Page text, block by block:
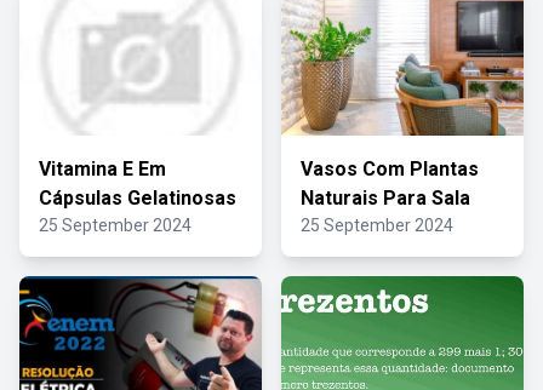
Vitamina E Em
Cápsulas Gelatinosas
25 September 2024
Vasos Com Plantas
Naturais Para Sala
25 September 2024